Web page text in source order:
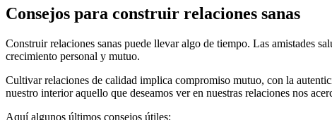
Consejos para construir relaciones sanas
Construir relaciones sanas puede llevar algo de tiempo. Las amistades
crecimiento personal y mutuo.
Cultivar relaciones de calidad implica compromiso mutuo, con la
nuestro interior aquello que deseamos ver en nuestras relaciones nos
Aquí algunos últimos consejos útiles: